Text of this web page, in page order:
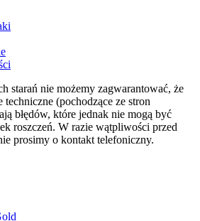
starań nie możemy zagwarantować, że
(pochodzące ze stron
błędów, które jednak nie mogą być
roszczeń. W razie wątpliwości przed
prosimy o kontakt telefoniczny.